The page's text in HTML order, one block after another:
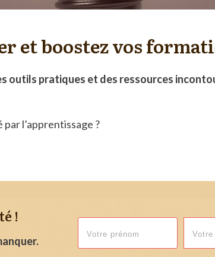
et boostez vos
outils pratiques et des ressources
l’apprentissage ?
!